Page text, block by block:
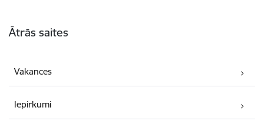
Ātrās saites
Vakances
Iepirkumi